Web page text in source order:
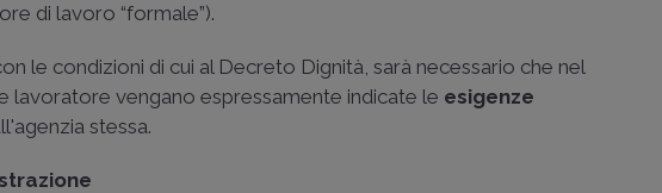
di lavoro “formale”).
le condizioni di cui al Decreto Dignità, sarà necessario che nel
lavoratore vengano espressamente indicate le esigenze
stessa.